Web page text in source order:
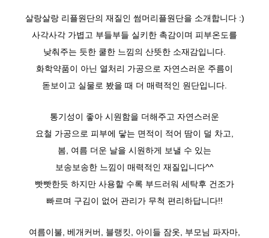
살랑살랑 리플원단의 재질인 썸머리플원단을 소개합니다 :)
사각사각 가볍고 부들부들 실키한 촉감이며 피부온도를
낮춰주는 듯한 쿨한 느낌의 산뜻한 소재감입니다.
화학약품이 아닌 열처리 가공으로 자연스러운 주름이
돋보이고 실물로 봤을 때 더 매력적인 원단입니다.
통기성이 좋아 시원함을 더해주고 자연스러운
요철 가공으로 피부에 닿는 면적이 적어 땀이 덜 차고,
봄, 여름 더운 날을 시원하게 보낼 수 있는
보송보송한 느낌이 매력적인 재질입니다^^
빳빳한듯 하지만 사용할 수록 부드러워 세탁후 건조가
빠르며 구김이 없어 관리가 무척 편리하답니다!!
여름이불, 베개커버, 블랭킷, 아이들 잠옷, 부모님 파자마,